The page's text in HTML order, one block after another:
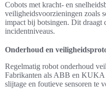
Cobots met kracht- en
veiligheidsvoorzieningen zoals
impact bij botsingen. Dit draagt
incidentniveaus.
Onderhoud en
Regelmatig robot onderhoud
Fabrikanten als ABB en KUKA
slijtage en foutieve sensoren te